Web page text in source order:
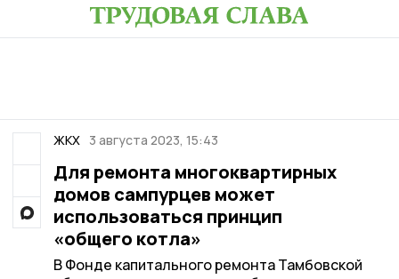
ЖКХ 3 августа 2023, 15:43
Для ремонта многоквартирных
домов сампурцев может
использоваться принцип
«общего котла»
В Фонде капитального ремонта Тамбовской